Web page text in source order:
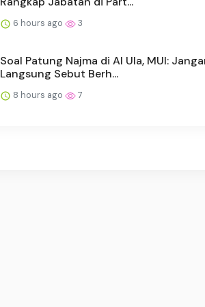
6 hours ago 3
Soal Patung Najma di Al Ula, MUI:
Langsung Sebut Berh...
8 hours ago 7